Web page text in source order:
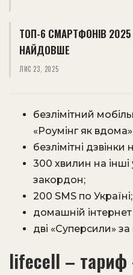
ТОП-6 СМАРТФОНІВ
НАЙДОВШЕ
ЛИС 23, 2025
безлімітний
«Роумінг як вдома»
безлімітні дзвінки
300 хвилин на інші
закордон;
200 SMS по Україні;
домашній
дві «Суперсили»
lifecell – тариф